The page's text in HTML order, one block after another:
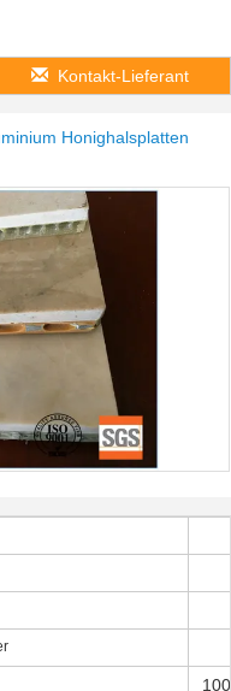
Kontakt-Lieferant
Honighalsplatten